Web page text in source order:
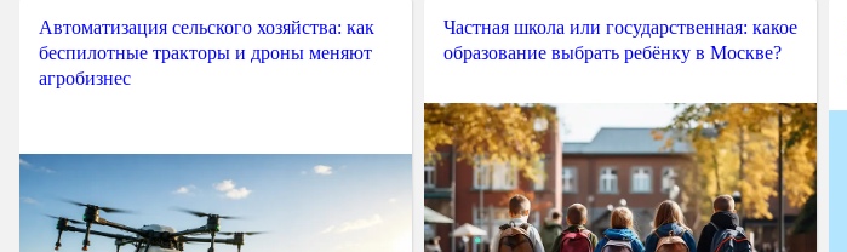
Автоматизация сельского хозяйства: как
беспилотные тракторы и дроны меняют
агробизнес
Частная школа или государственная: какое
образование выбрать ребёнку в Москве?